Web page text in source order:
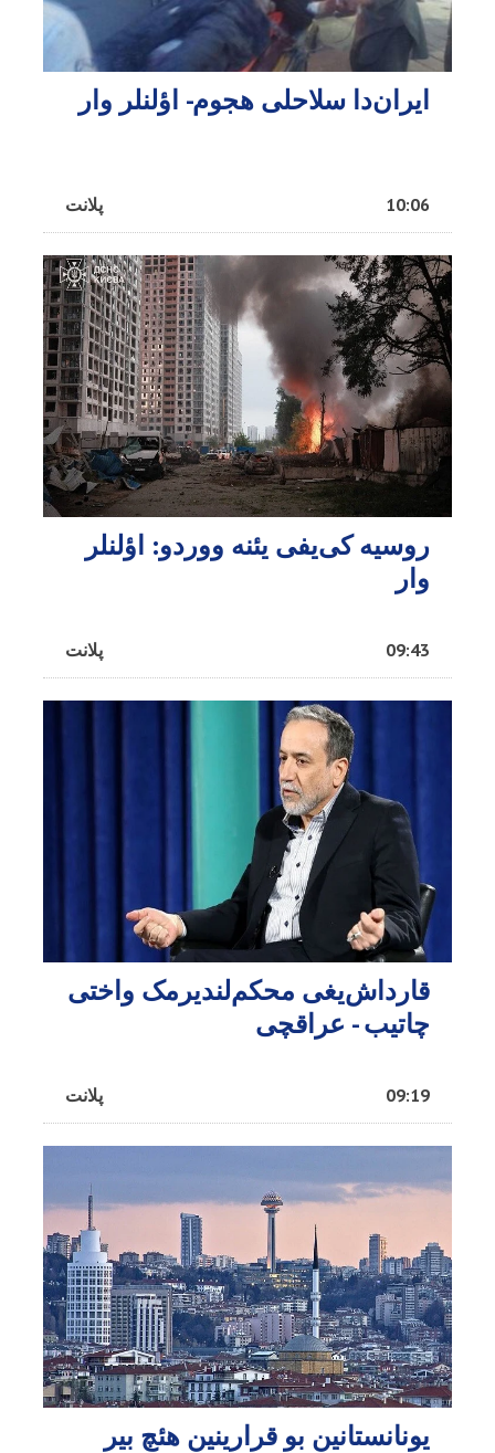
ایران‌دا سلاحلی هجوم- اؤلنلر وار
پلانت 10:06
روسیه کی‌یفی یئنه ووردو: اؤلنلر
وار
پلانت 09:43
قارداش‌یغی محکم‌لندیرمک واختی
چاتیب - عراقچی
پلانت 09:19
یونانستانین بو قرارینین هئچ بیر